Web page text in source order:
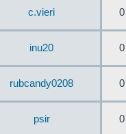
c.vieri 0
inu20 0
rubcandy0208 0
psir 0